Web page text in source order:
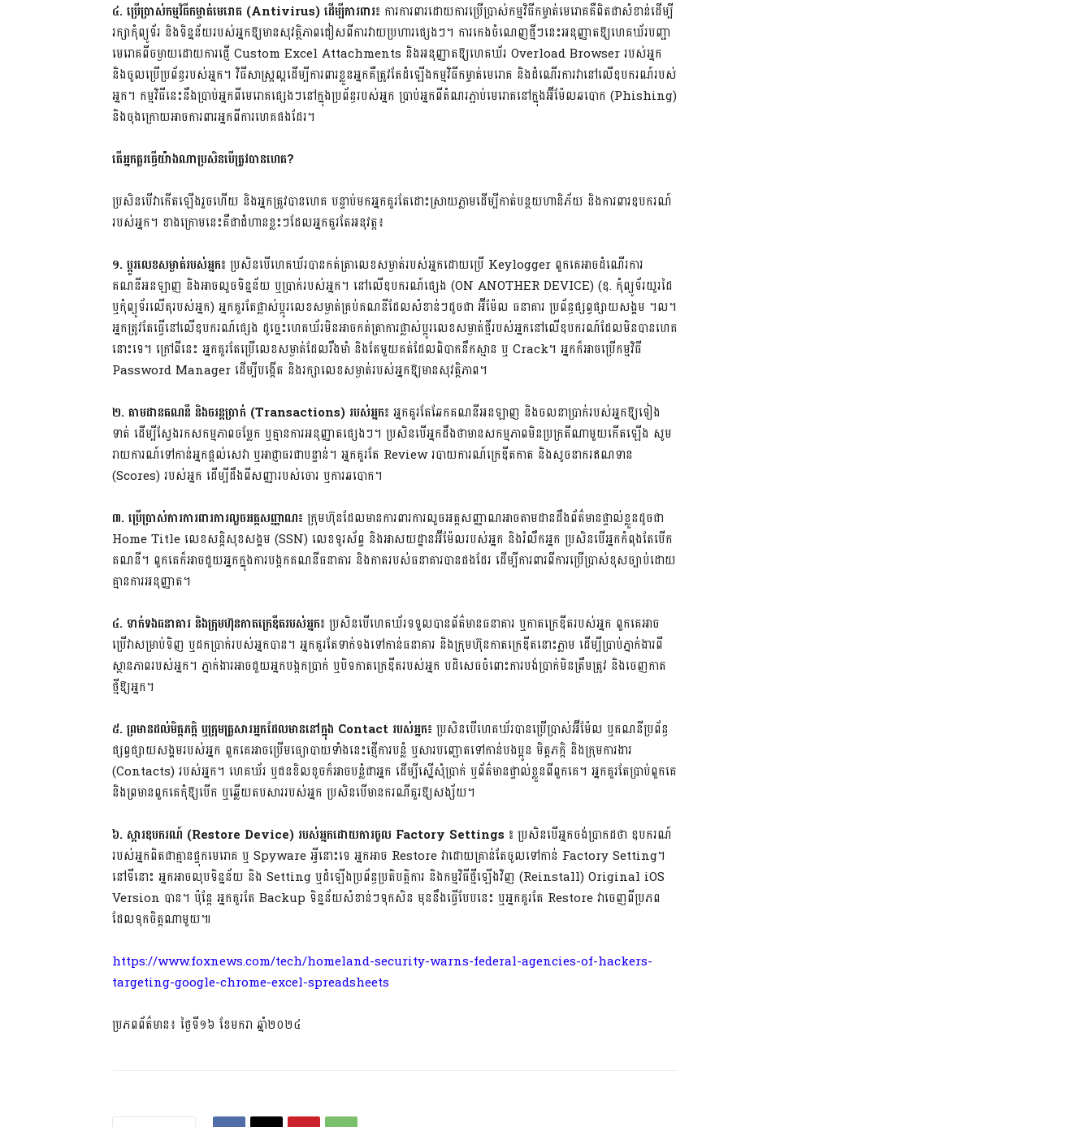
៤. ប្រើប្រាស់កម្មវិធីកម្ចាត់មេរោគ (Antivirus)ដើម្បីការពារ៖ ការការពារដោយការប្រើប្រាស់កម្មវិធីកម្ចាត់មេរោគគឺពិតជាសំខាន់ដើម្បី
រក្សាកុំព្យូទ័រ និងទិន្នន័យរបស់អ្នកឱ្យមានសុវត្ថិភាពជៀសពីការវាយប្រហារផ្សេងៗ។ ការកេងចំណេញថ្មីៗនេះអនុញ្ញាតឱ្យហេគឃ័របញ្ជា
មេរោគពីចម្ងាយដោយការផ្ញើ Custom Excel Attachments និងអនុញ្ញាតឱ្យហេគឃ័រ Overload Browser របស់អ្នក
និងចូលប្រើប្រព័ន្ធរបស់អ្នក។ វិធីសាស្រ្តល្អដើម្បីការពារខ្លួនអ្នកគឺត្រូវតែដំឡើងកម្មវិធីកម្ចាត់មេរោគ និងដំណើរការវានៅលើឧបករណ៍របស់
អ្នក។ កម្មវិធីនេះនឹងប្រាប់អ្នកពីមេរោគផ្សេងៗនៅក្នុងប្រព័ន្ធរបស់អ្នក ប្រាប់អ្នកពីតំណរភ្ជាប់មេរោគនៅក្នុងអ៊ីម៉ែលឆបោក (Phishing)
និងចុងក្រោយអាចការពារអ្នកពីការហេគផងដែរ។
តើអ្នកគួរធ្វើយ៉ាងណាប្រសិនបើត្រូវបានហេគ?
ប្រសិនបើវាកើតឡើងរួចហើយ និងអ្នកត្រូវបានហេគ បន្ទាប់មកអ្នកគួរតែដោះស្រាយភ្លាមដើម្បីកាត់បន្ថយហានិភ័យ និងការពារឧបករណ៍
របស់អ្នក។ ខាងក្រោមនេះគឺជាជំហានខ្លះៗដែលអ្នកគួរតែអនុវត្ត៖
១. ប្តូរលេខសម្ងាត់របស់អ្នក៖ ប្រសិនបើហេគឃ័របានកត់ត្រាលេខសម្ងាត់របស់អ្នកដោយប្រើ Keylogger ពួកគេអាចដំណើរការ
គណនីអនឡាញ និងអាចលួចទិន្នន័យ ឬប្រាក់របស់អ្នក។ នៅលើឧបករណ៍ផ្សេង (ON ANOTHER DEVICE) (ឧ. កុំព្យូទ័រយួរដៃ
ឬកុំព្យូទ័រលើតុរបស់អ្នក) អ្នកគួរតែផ្លាស់ប្តូរលេខសម្ងាត់គ្រប់គណនីដែលសំខាន់ៗដូចជា អ៊ីម៉ែល ធនាគារ ប្រព័ន្ធផ្សព្វផ្សាយសង្គម ។ល។
អ្នកត្រូវតែធ្វើនៅលើឧបករណ៍ផ្សេង ដូច្នេះហេគឃ័រមិនអាចកត់ត្រាការផ្លាស់ប្តូរលេខសម្ងាត់ថ្មីរបស់អ្នកនៅលើឧបករណ៍ដែលមិនបានហេគ
នោះទេ។ ក្រៅពីនេះ អ្នកគួរតែប្រើលេខសម្ងាត់ដែលរឹងមាំ និងតែមួយគត់ដែលពិបាកនឹកស្មាន ឬ Crack។ អ្នកក៏អាចប្រើកម្មវិធី
Password Manager ដើម្បីបង្កើត និងរក្សាលេខសម្ងាត់របស់អ្នកឱ្យមានសុវត្ថិភាព។
២. តាមដានគណនី និងចរន្តប្រាក់ (Transactions) របស់អ្នក៖ អ្នកគួរតែឆែកគណនីអនឡាញ និងចលនាប្រាក់របស់អ្នកឱ្យទៀង
ទាត់ ដើម្បីស្វែងរកសកម្មភាពចម្លែក ឬគ្មានការអនុញ្ញាតផ្សេងៗ។ ប្រសិនបើអ្នកដឹងថាមានសកម្មភាពមិនប្រក្រតីណាមួយកើតឡើង សូម
រាយការណ៍ទៅកាន់អ្នកផ្តល់សេវា ឬអាជ្ញាធរជាបន្ទាន់។ អ្នកគួរតែ Review របាយការណ៍ក្រេឌីតកាត និងសូចនាករឥណទាន
(Scores) របស់អ្នក ដើម្បីដឹងពីសញ្ញារបស់ចោរ ឬការឆបោក។
៣. ប្រើប្រាស់ការការពារការលួចអត្តសញ្ញាណ៖ ក្រុមហ៊ុនដែលមានការពារការលួចអត្តសញ្ញាណអាចតាមដានដឹងព័ត៌មានផ្ទាល់ខ្លួនដូចជា
Home Title លេខសន្តិសុខសង្គម (SSN) លេខទូរស័ព្ទ និងអាសយដ្ឋានអ៊ីម៉ែលរបស់អ្នក និងរំលឹកអ្នក ប្រសិនបើអ្នកកំពុងតែបើក
គណនី។ ពួកគេក៏អាចជួយអ្នកក្នុងការបង្កកគណនីធនាគារ និងកាតរបស់ធនាគារបានផងដែរ ដើម្បីការពារពីការប្រើប្រាស់ខុសច្បាប់ដោយ
គ្មានការអនុញ្ញាត។
៤. ទាក់ទងធនាគារ និងក្រុមហ៊ុនកាតក្រេឌីតរបស់អ្នក៖ ប្រសិនបើហេគឃ័រទទួលបានព័ត៌មានធនាគារ ឬកាតក្រេឌីតរបស់អ្នក ពួកគេអាច
ប្រើវាសម្រាប់ទិញ ឬដកប្រាក់របស់អ្នកបាន។ អ្នកគួរតែទាក់ទងទៅកាន់ធនាគារ និងក្រុមហ៊ុនកាតក្រេឌីតនោះភ្លាម ដើម្បីប្រាប់ភ្នាក់ងារពី
ស្ថានភាពរបស់អ្នក។ ភ្នាក់ងារអាចជួយអ្នកបង្កកប្រាក់ ឬបិទកាតក្រេឌីតរបស់អ្នក បដិសេធចំពោះការបង់ប្រាក់មិនត្រឹមត្រូវ និងចេញកាត
ថ្មីឱ្យអ្នក។
៥. ព្រមានដល់មិត្តភក្តិ ឬក្រុមគ្រួសារអ្នកដែលមាននៅក្នុង Contact របស់អ្នក៖ ប្រសិនបើហេគឃ័របានប្រើប្រាស់អ៊ីម៉ែល ឬគណនីប្រព័ន្ធ
ផ្សព្វផ្សាយសង្គមរបស់អ្នក ពួកគេអាចប្រើមធ្យោបាយទាំងនេះផ្ញើការបន្លំ ឬសារបញ្ឆោតទៅកាន់បងប្អូន មិត្តភក្តិ និងក្រុមការងារ
(Contacts) របស់អ្នក។ ហេគឃ័រ ឬជនខិលខូចក៏អាចបន្លំជាអ្នក ដើម្បីស្នើសុំប្រាក់ ឬព័ត៌មានផ្ទាល់ខ្លួនពីពួកគេ។ អ្នកគួរតែប្រាប់ពួកគេ
និងព្រមានពួកគេកុំឱ្យបើក ឬឆ្លើយតបសាររបស់អ្នក ប្រសិនបើមានករណីគួរឱ្យសង្ស័យ។
៦. ស្តារឧបករណ៍ (Restore Device) របស់អ្នកដោយការចូល Factory Settings ៖ ប្រសិនបើអ្នកចង់ប្រាកដថា ឧបករណ៍
របស់អ្នកពិតជាគ្មានផ្ទុកមេរោគ ឬ Spyware អ្វីនោះទេ អ្នកអាច Restore វាដោយគ្រាន់តែចូលទៅកាន់ Factory Setting។
នៅទីនោះ អ្នកអាចលុបទិន្នន័យ និង Setting ឬដំឡើងប្រព័ន្ធប្រតិបត្តិការ និងកម្មវិធីថ្មីឡើងវិញ (Reinstall) Original iOS
Version បាន។ ប៉ុន្តែ អ្នកគួរតែ Backup ទិន្នន័យសំខាន់ៗទុកសិន មុននឹងធ្វើបែបនេះ ឬអ្នកគួរតែ Restore វាចេញពីប្រភព
ដែលទុកចិត្តណាមួយ៕
https://www.foxnews.com/tech/homeland-security-warns-federal-agencies-of-hackers-
targeting-google-chrome-excel-spreadsheets
ប្រភពព័ត៌មាន៖ ថ្ងៃទី១៦ ខែមករា ឆ្នាំ២០២៤